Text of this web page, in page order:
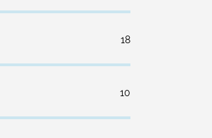
18
10